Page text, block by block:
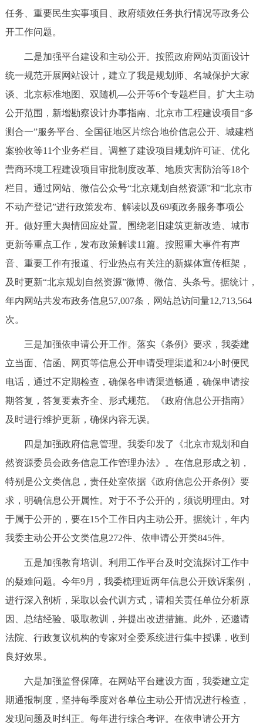
绿色北京 图说北京 视频北京
多语种
ESPAÑOL العربية PORTUGUÊS
ITALIANO
回到顶部
任务、重要民生实事项目、政府绩效任务执行情况等政务公
开工作问题。
二是加强平台建设和主动公开。按照政府网站页面设计
统一规范开展网站设计，建立了我是规划师、名城保护大家
谈、北京标准地图、双随机—公开等6个专题栏目。扩大主动
公开范围，新增勘察设计办事指南、北京市工程建设项目“多
测合一”服务平台、全国征地区片综合地价信息公开、城建档
案验收等11个业务栏目。调整了建设项目规划许可证、优化
营商环境工程建设项目审批制度改革、地质灾害防治等18个
栏目。通过网站、微信公众号“北京规划自然资源”和“北京市
不动产登记”进行政策发布、解读以及69项政务服务事项公
开。做好重大舆情回应处置。围绕老旧建筑更新改造、城市
更新等重点工作，发布政策解读11篇。按照重大事件有声
音、重要工作有报道、行业热点有关注的新媒体宣传框架，
及时更新“北京规划自然资源”微博、微信、头条号。据统计，
年内网站共发布政务信息57,007条，网站总访问量12,713,564
次。
三是加强依申请公开工作。落实《条例》要求，我委建
立当面、信函、网页等信息公开申请受理渠道和24小时便民
电话，通过不定期检查，确保各申请渠道畅通，确保申请按
期答复，答复要素齐全、形式规范。《政府信息公开指南》
及时进行维护更新，确保内容无误。
四是加强政府信息管理。我委印发了《北京市规划和自
然资源委员会政务信息工作管理办法》。在信息形成之初，
特别是公文类信息，责任处室依据《政府信息公开条例》要
求，明确信息公开属性。对于不予公开的，须说明理由。对
于属于公开的，要在15个工作日内主动公开。据统计，年内
我委主动公开公文类信息272件、依申请公开类845件。
五是加强教育培训。利用工作平台及时交流探讨工作中
的疑难问题。今年9月，我委梳理近两年信息公开败诉案例，
进行深入剖析，采取以会代训方式，请相关责任单位分析原
因、总结经验、吸取教训，并提出改进措施。此外，还邀请
法院、行政复议机构的专家对全委系统进行集中授课，收到
良好效果。
六是加强监督保障。在网站平台建设方面，我委建立定
期通报制度，坚持每季度对各单位主动公开情况进行检查，
发现问题及时纠正。每年进行综合考评。在依申请公开方